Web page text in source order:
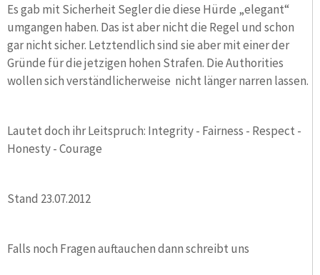
Es gab mit Sicherheit Segler die diese Hürde „elegant“
umgangen haben. Das ist aber nicht die Regel und schon
gar nicht sicher. Letztendlich sind sie aber mit einer der
Gründe für die jetzigen hohen Strafen. Die Authorities
wollen sich verständlicherweise nicht länger narren lassen.
Lautet doch ihr Leitspruch: Integrity - Fairness - Respect -
Honesty - Courage
Stand 23.07.2012
Falls noch Fragen auftauchen dann schreibt uns